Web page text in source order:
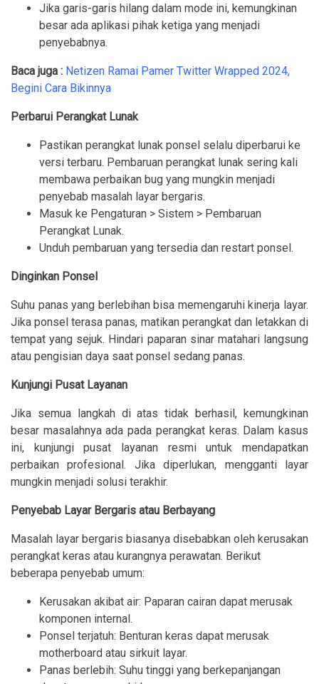
Jika garis-garis hilang dalam mode ini, kemungkinan
besar ada aplikasi pihak ketiga yang menjadi
penyebabnya.
Baca juga : Netizen Ramai Pamer Twitter Wrapped 2024,
Begini Cara Bikinnya
Perbarui Perangkat Lunak
Pastikan perangkat lunak ponsel selalu diperbarui ke
versi terbaru. Pembaruan perangkat lunak sering kali
membawa perbaikan bug yang mungkin menjadi
penyebab masalah layar bergaris.
Masuk ke Pengaturan > Sistem > Pembaruan
Perangkat Lunak.
Unduh pembaruan yang tersedia dan restart ponsel.
Dinginkan Ponsel
Suhu panas yang berlebihan bisa memengaruhi kinerja layar.
Jika ponsel terasa panas, matikan perangkat dan letakkan di
tempat yang sejuk. Hindari paparan sinar matahari langsung
atau pengisian daya saat ponsel sedang panas.
Kunjungi Pusat Layanan
Jika semua langkah di atas tidak berhasil, kemungkinan
besar masalahnya ada pada perangkat keras. Dalam kasus
ini, kunjungi pusat layanan resmi untuk mendapatkan
perbaikan profesional. Jika diperlukan, mengganti layar
mungkin menjadi solusi terakhir.
Penyebab Layar Bergaris atau Berbayang
Masalah layar bergaris biasanya disebabkan oleh kerusakan
perangkat keras atau kurangnya perawatan. Berikut
beberapa penyebab umum:
Kerusakan akibat air: Paparan cairan dapat merusak
komponen internal.
Ponsel terjatuh: Benturan keras dapat merusak
motherboard atau sirkuit layar.
Panas berlebih: Suhu tinggi yang berkepanjangan